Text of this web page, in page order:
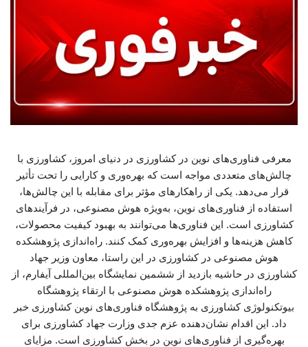
معرفی فناوری‌های نوین در کشاورزی در دنیای امروز، کشاورزی با
چالش‌های متعددی مواجه است که بهره‌وری و کارایی را تحت تأثیر
قرار می‌دهد. یکی از راهکارهای مؤثر برای مقابله با این چالش‌ها،
استفاده از فناوری‌های نوین، به‌ویژه هوش مصنوعی، در فرآیندهای
کشاورزی است. این فناوری‌ها می‌توانند به بهبود کیفیت محصولات،
کاهش هزینه‌ها و افزایش بهره‌وری کمک کنند. راه‌اندازی پژوهشکده
هوش مصنوعی در کشاورزی در این راستا، معاون وزیر جهاد
کشاورزی در حاشیه بازدید از ششمین نمایشگاه بین‌المللی آیفارم، از
راه‌اندازی پژوهشکده هوش مصنوعی با ارتقاء پژوهشگاه
بیوتکنولوژی کشاورزی به پژوهشگاه فناوری‌های نوین کشاورزی خبر
داد. این اقدام نشان‌دهنده عزم جدی وزارت جهاد کشاورزی برای
بهره‌گیری از فناوری‌های نوین در بخش کشاورزی است. مزایای